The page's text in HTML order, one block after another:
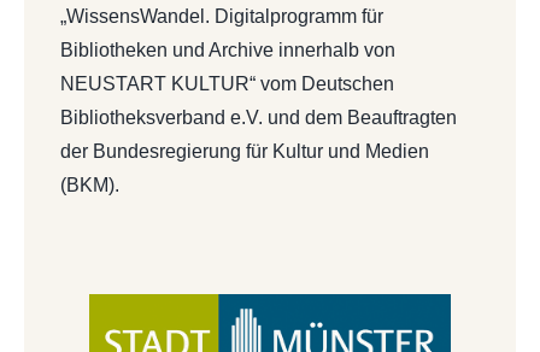
„WissensWandel. Digitalprogramm für
Bibliotheken und Archive innerhalb von
NEUSTART KULTUR“ vom Deutschen
Bibliotheksverband e.V. und dem Beauftragten
der Bundesregierung für Kultur und Medien
(BKM).